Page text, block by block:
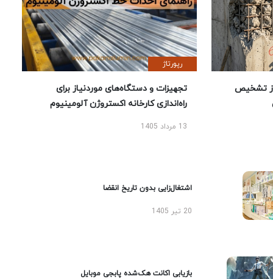
تشخیص
رپورتاژ
تجهیزات و دستگاه‌های موردنیاز برای
راه‌اندازی کارخانه اکستروژن آلومینیوم
13 مرداد 1405
اشتغال‌زایی بدون تاریخ انقضا
20 تیر 1405
بازیابی اکانت هک‌شده پابجی موبایل